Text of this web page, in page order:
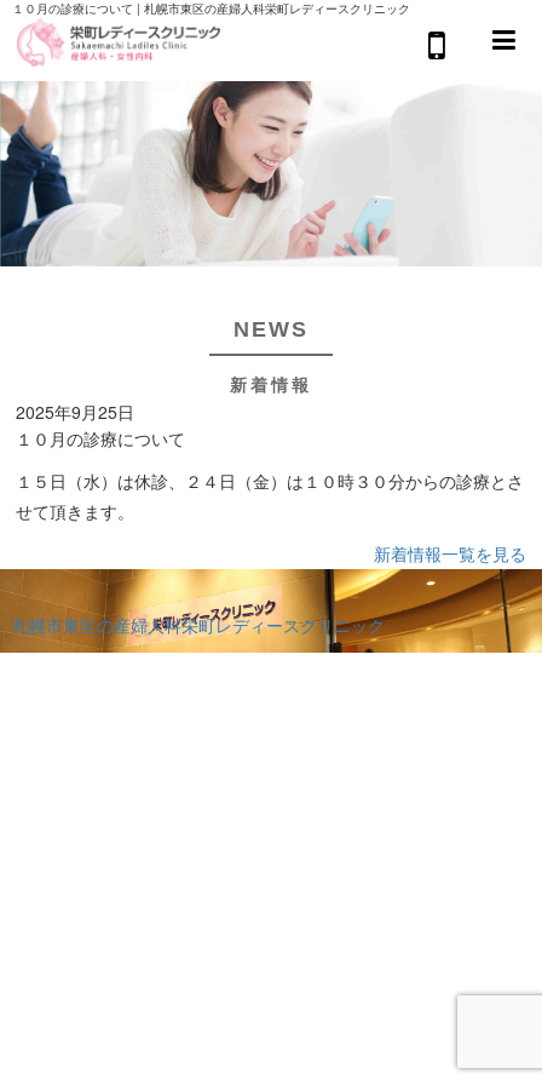
１０月の診療について | 札幌市東区の産婦人科栄町レディースクリニック
NEWS
新着情報
2025年9月25日
１０月の診療について
１５日（水）は休診、２４日（金）は１０時３０分からの診療とさ
せて頂きます。
新着情報一覧を見る
札幌市東区の産婦人科栄町レディースクリニック